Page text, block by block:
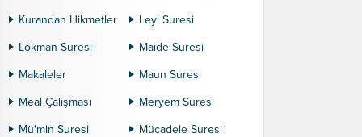
Kurandan Hikmetler
Leyl Suresi
Lokman Suresi
Maide Suresi
Makaleler
Maun Suresi
Meal Çalışması
Meryem Suresi
Mü'min Suresi
Mücadele Suresi